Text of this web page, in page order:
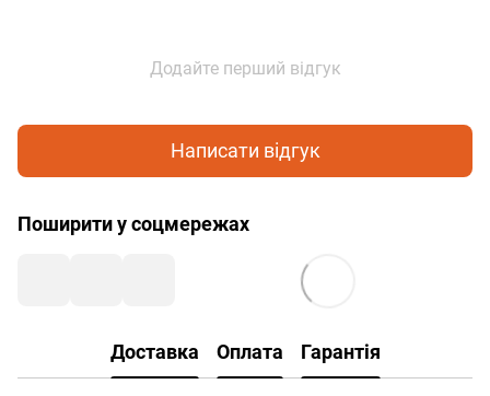
Додайте перший відгук
Написати відгук
Поширити у соцмережах
Доставка Оплата Гарантія